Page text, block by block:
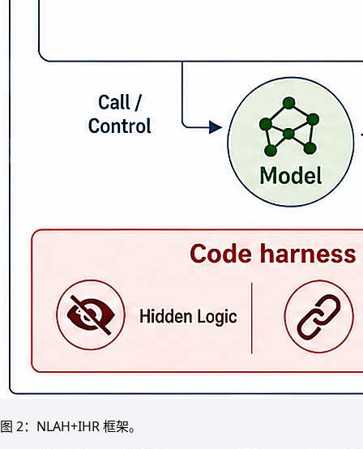
图 2：NLAH+IHR 框架。